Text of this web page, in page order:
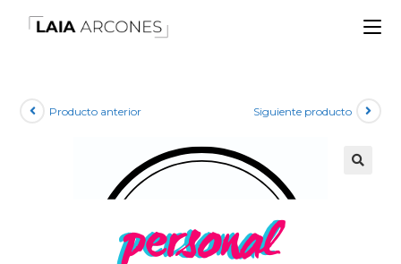
Producto anterior Siguiente producto